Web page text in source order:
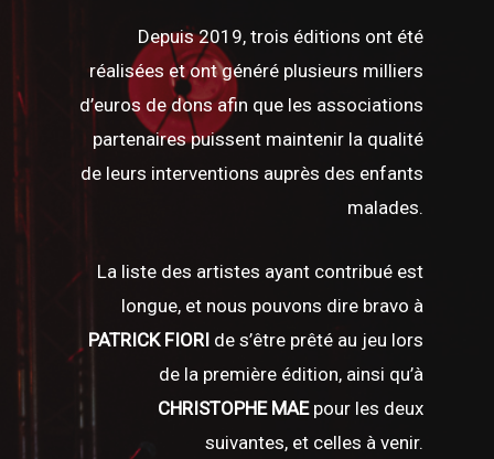
Depuis 2019, trois éditions ont été
réalisées et ont généré plusieurs milliers
d’euros de dons afin que les associations
partenaires puissent maintenir la qualité
de leurs interventions auprès des enfants
malades.
La liste des artistes ayant contribué est
longue, et nous pouvons dire bravo à
PATRICK FIORIde s’être prêté au jeu lors
de la première édition, ainsi qu’à
CHRISTOPHE MAEpour les deux
suivantes, et celles à venir.